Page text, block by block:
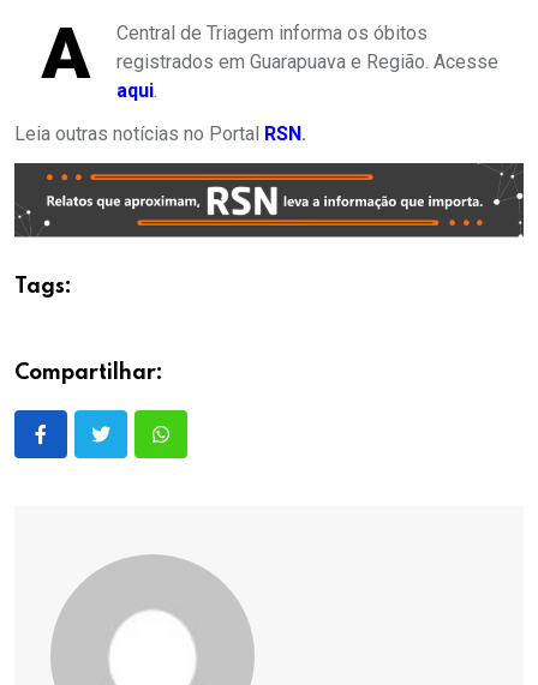
A
Central de Triagem informa os óbitos
registrados em Guarapuava e Região. Acesse
aqui
Leia outras notícias no Portal RSN.
Tags:
Compartilhar: